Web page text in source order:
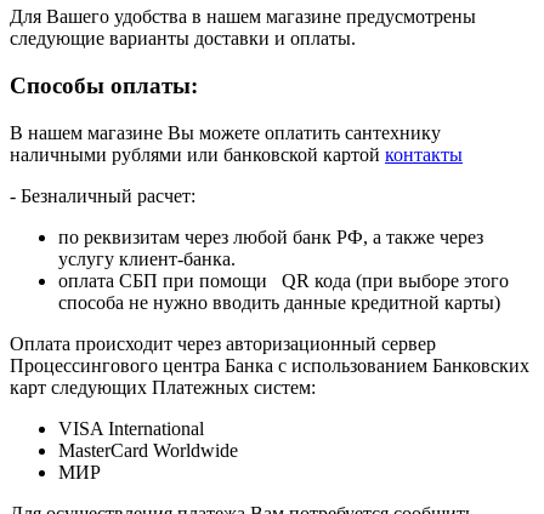
Для Вашего удобства в нашем магазине предусмотрены
следующие варианты доставки и оплаты.
Способы оплаты:
В нашем магазине Вы можете оплатить сантехнику
наличными рублями или банковской картой контакты
- Безналичный расчет:
по реквизитам через любой банк РФ, а также через
услугу клиент-банка.
оплата СБП при помощи QR кода (при выборе этого
способа не нужно вводить данные кредитной карты)
Оплата происходит через авторизационный сервер
Процессингового центра Банка с использованием Банковских
карт следующих Платежных систем:
VISA International
MasterCard Worldwide
МИР